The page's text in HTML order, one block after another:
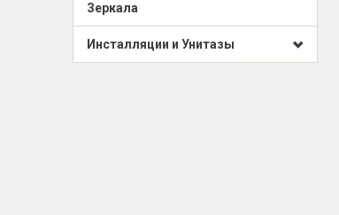
Зеркала
Инсталляции и Унитазы